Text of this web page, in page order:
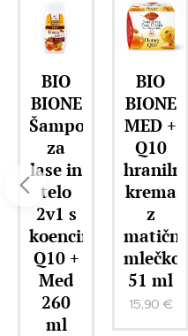
BIO
BIONE
Šampon
za
lase in
telo
2v1 s
koencim
Q10 +
Med
260
ml
BIO
BIONE
MED +
Q10
hranilna
krema
z
mlečkom
51 ml
15,90 €